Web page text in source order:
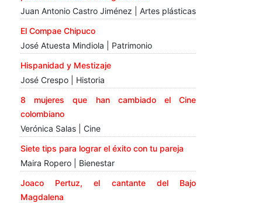
Juan Antonio Castro Jiménez | Artes plásticas
El Compae Chipuco
José Atuesta Mindiola | Patrimonio
Hispanidad y Mestizaje
José Crespo | Historia
8 mujeres que han cambiado el Cine
colombiano
Verónica Salas | Cine
Siete tips para lograr el éxito con tu pareja
Maira Ropero | Bienestar
Joaco Pertuz, el cantante del Bajo
Magdalena